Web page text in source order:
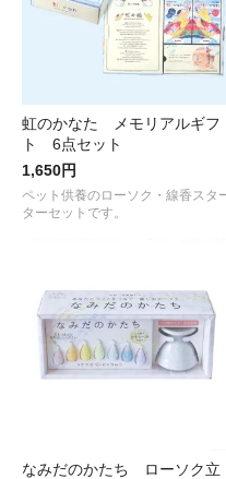
虹のかなた メモリアルギフ
ト 6点セット
1,650円
ペット供養のローソク・線香スタ
ターセットです。
なみだのかたち ローソク立